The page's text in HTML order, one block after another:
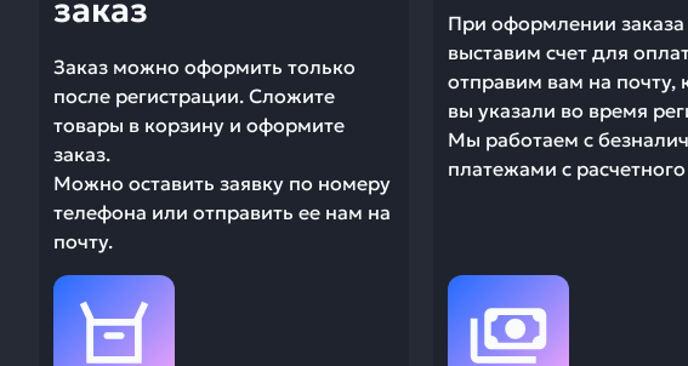
заказ
Заказ можно оформить только
после регистрации. Сложите
товары в корзину и оформите
заказ.
Можно оставить заявку по номеру
телефона или отправить ее нам на
почту.
При оформлении
выставим счет для
отправим вам на почту,
вы указали во время
Мы работаем с
платежами с расчетного